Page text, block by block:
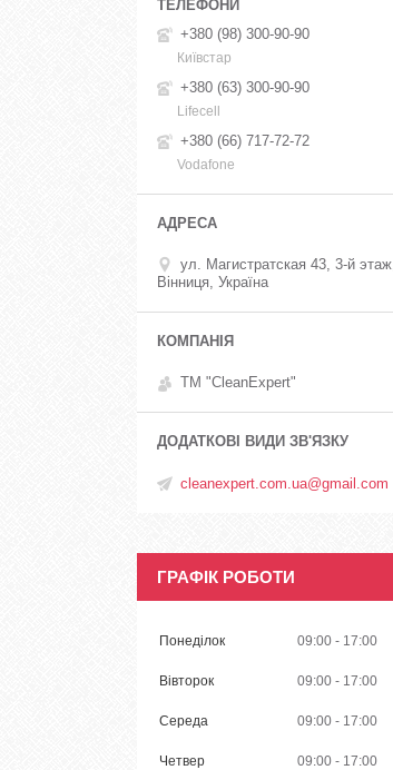
+380 (98) 300-90-90
Київстар
+380 (63) 300-90-90
Lifecell
+380 (66) 717-72-72
Vodafone
ул. Магистратская 43, 3-й этаж,
Вінниця, Україна
ТМ "CleanExpert"
cleanexpert.com.ua@gmail.com
ГРАФІК РОБОТИ
Понеділок 09:00 17:00
Вівторок 09:00 17:00
Середа 09:00 17:00
Четвер 09:00 17:00